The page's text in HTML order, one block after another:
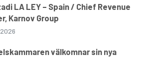
LA LEY – Spain / Chief Revenue
Karnov Group
välkomnar sin nya